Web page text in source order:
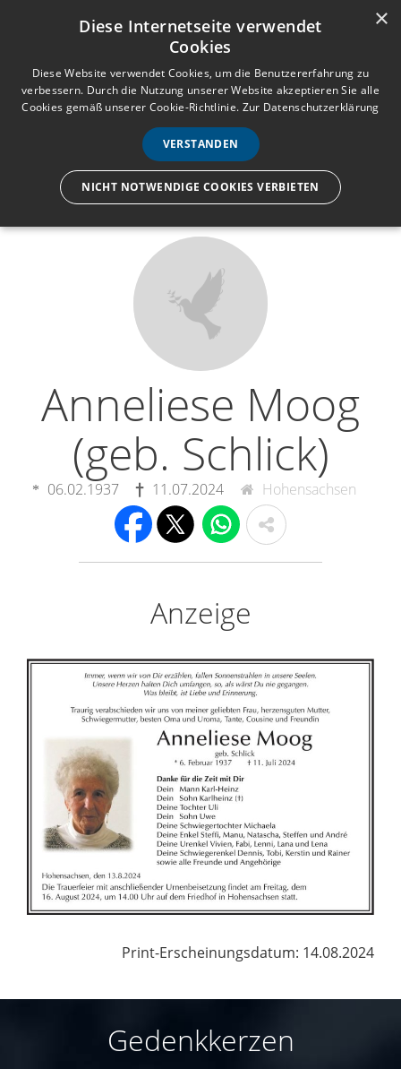
Anmelden Registrieren
e
n
ü
Wir lassen nur die Hand los,
Anneliese Moog
(geb. Schlick)
06.02.1937 11.07.2024 Hohensachsen
Anzeige
Print-Erscheinungsdatum: 14.08.2024
Gedenkkerzen
×
Diese Internetseite verwendet
Cookies
Diese Website verwendet Cookies, um die Benutzererfahrung zu
verbessern. Durch die Nutzung unserer Website akzeptieren Sie alle
Cookies gemäß unserer Cookie-Richtlinie. Zur Datenschutzerklärung
VERSTANDEN
NICHT NOTWENDIGE COOKIES VERBIETEN